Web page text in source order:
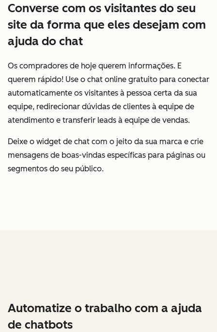
Converse com os visitantes do seu
site da forma que eles desejam com
ajuda do chat
Os compradores de hoje querem informações. E
querem rápido! Use o chat online gratuito para conectar
automaticamente os visitantes à pessoa certa da sua
equipe, redirecionar dúvidas de clientes à equipe de
atendimento e transferir leads à equipe de vendas.
Deixe o widget de chat com o jeito da sua marca e crie
mensagens de boas-vindas específicas para páginas ou
segmentos do seu público.
Automatize o trabalho com a ajuda
de chatbots